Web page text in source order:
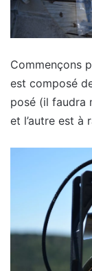
Commençons
est composé
posé (il faudra
et l’autre est à